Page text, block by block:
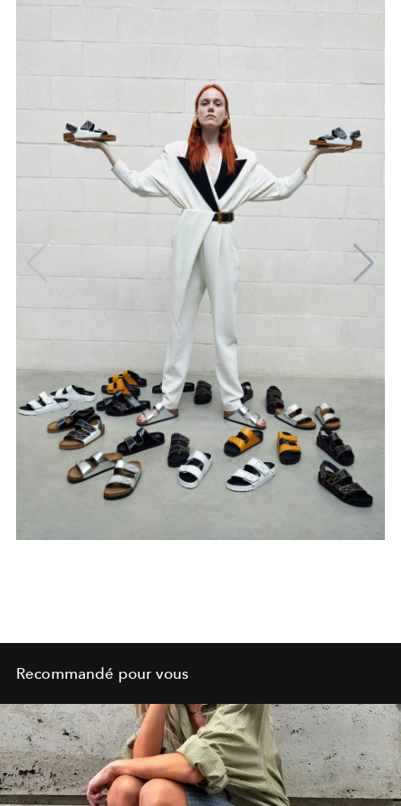
Recommandé pour vous